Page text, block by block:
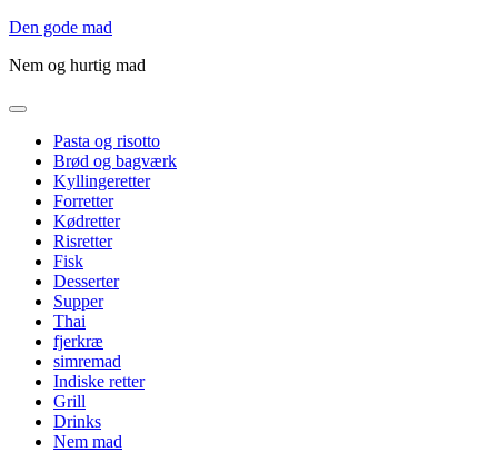
Gå
indholdet
Den gode mad
Nem og hurtig mad
Pasta og risotto
Brød og bagværk
Kyllingeretter
Forretter
Kødretter
Risretter
Fisk
Desserter
Supper
Thai
fjerkræ
simremad
Indiske retter
Grill
Drinks
Nem mad